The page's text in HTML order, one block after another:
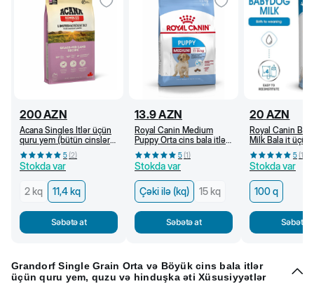
200AZN
Acana Singles İtlər üçün
quru yem (bütün cinslər
və həyat dövrləri üçün)
5(2)
Stokda var
2 kq 11,4 kq
Səbətə at
13.9AZN
Royal Canin Medium
Puppy Orta cins bala itlər
üçün quru yem (kq)
5(1)
Stokda var
Çəki ilə (kq) 15 kq
Səbətə at
20 AZN
Royal Canin
Milk Bala it üçün
süd, 100 q 5(1
Stokda var
100 q
Səbətə
Grandorf Single Grain Orta və Böyük cins bala itlər
üçün quru yem, quzu və hinduşka əti Xüsusiyyətlər